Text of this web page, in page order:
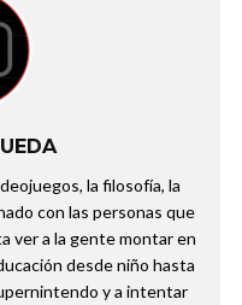
la filosofía, la
con las personas que
ver a la gente montar en
desde niño hasta
y a intentar